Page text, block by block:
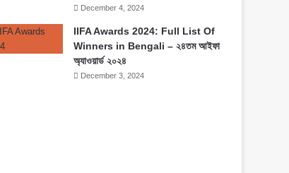
December 4, 2024
IIFA Awards 2024: Full List Of
Winners in Bengali – ২৪তম আইফা
অ্যাওয়ার্ড ২০২৪
December 3, 2024